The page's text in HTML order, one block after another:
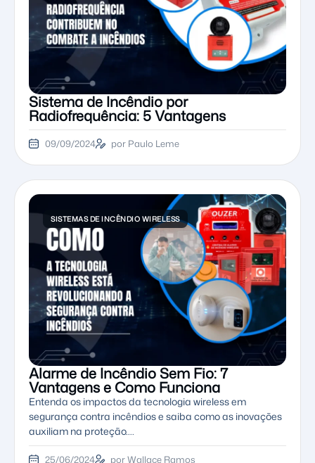
Sistema de Incêndio por
Radiofrequência: 5 Vantagens
09/09/2024 por Paulo Leme
SISTEMAS DE INCÊNDIO WIRELESS
Alarme de Incêndio Sem Fio: 7
Vantagens e Como Funciona
Entenda os impactos da tecnologia wireless em
segurança contra incêndios e saiba como as inovações
auxiliam na proteção….
25/06/2024 por Wallace Ramos